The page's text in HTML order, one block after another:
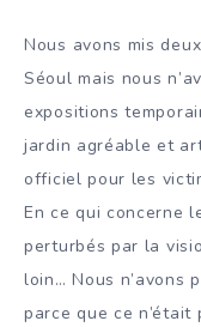
Nous avons mis
Séoul mais nous
expositions
jardin agréable et
officiel pour les
En ce qui concerne
perturbés par la
loin… Nous n’avons
parce que ce n’était